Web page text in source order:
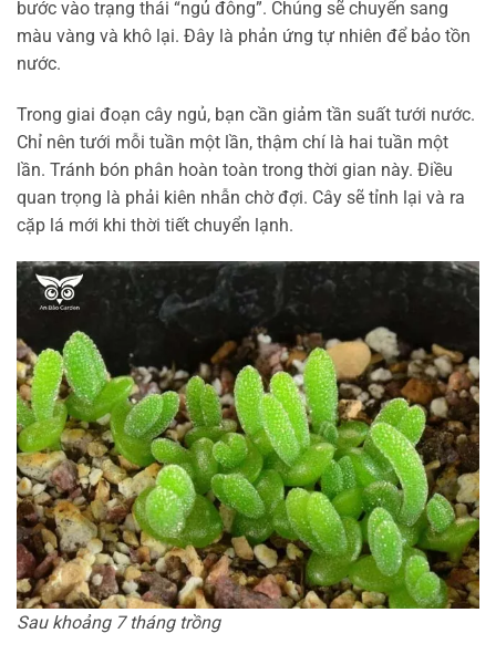
bước vào trạng thái “ngủ đông”. Chúng sẽ chuyển sang
màu vàng và khô lại. Đây là phản ứng tự nhiên để bảo tồn
nước.
Trong giai đoạn cây ngủ, bạn cần giảm tần suất tưới nước.
Chỉ nên tưới mỗi tuần một lần, thậm chí là hai tuần một
lần. Tránh bón phân hoàn toàn trong thời gian này. Điều
quan trọng là phải kiên nhẫn chờ đợi. Cây sẽ tỉnh lại và ra
cặp lá mới khi thời tiết chuyển lạnh.
Sau khoảng 7 tháng trồng